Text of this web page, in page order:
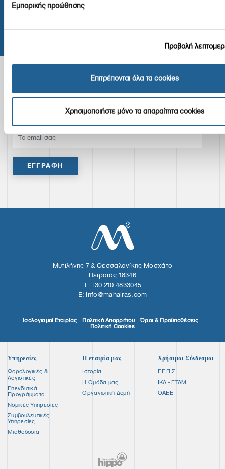
Εμπορικής προώθησης
Προβολή
Επιτρέπονται όλα τα cookies
Χρησιμοποιήστε μόνο τα απαραίτητα cookies
Εγγραφή στο Newsletter
επικαιρότητα των επίσημων φορολογικών και ασφαλιστικών νέων.
ΕΓΓΡΑΦΗ
Μυτιλήνης 7 & Θεσσαλονίκης Μοσχάτο
Πειραιάς 18346
T: +30 210 4833045
E: info@mahairas.com
Ισολογισμοί Εταιρίας Πολιτική Απορρήτου
Όροι & Προϋποθέσεις
Πολιτική Cookies
Υπηρεσίες
Φορολογικές &
Λογιστικές
Επενδυτικά
Προγράμματα
Νομικές Υπηρεσίες
Συμβουλευτικές
Υπηρεσίες
Μισθοδοσία
Η εταιρία μας
Ιστορία
Η Ομάδα μας
Οργανωτική Δομή
Χρήσιμοι Σύνδεσμοι
Γ.Γ.Π.Σ.
ΙΚΑ - ΕΤΑΜ
ΟΑΕΕ